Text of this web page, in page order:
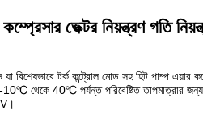
ভেক্টর নিয়ন্ত্রণ গতি
টর্ক কন্ট্রোল মোড সহ হিট পাম্প এয়ার
-10℃ থেকে 40℃ পর্যন্ত পরিবেষ্টিত তাপমাত্রার